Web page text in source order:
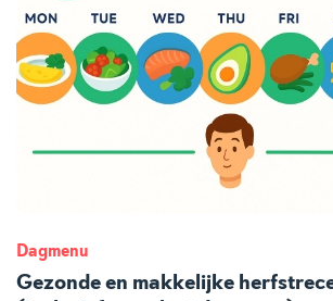
Dagmenu
Gezonde en makkelijke